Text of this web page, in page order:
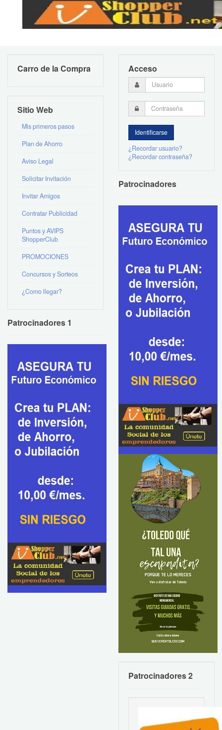
Carro de la Compra
Sitio Web
Mis primeros pasos
Plan de Ahorro
Aviso Legal
Solicitar Invitación
Invitar Amigos
Contratar Publicidad
Puntos y AVIPS
ShopperClub
PROMOCIONES
Concursos y Sorteos
¿Como llegar?
Patrocinadores 1
Acceso
¿Recordar usuario?
¿Recordar contraseña?
Patrocinadores
Patrocinadores 2